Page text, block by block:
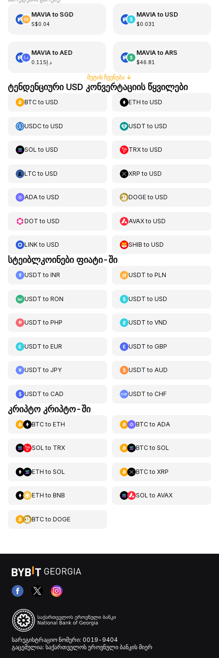
MAVIAto SGD
S$0.04
MAVIAto USD
$0.031
MAVIAto AED
د.إ0.115
MAVIAto ARS
$46.81
მეტის ჩვენება ↓
ტენდენციური USD კონვერტაციის წყვილები
BTCto USD ETH toUSD
USDCto USD USDT toUSD
SOL to USD TRXtoUSD
LTCto USD XRP toUSD
ADAto USD DOGEtoUSD
DOT to USD AVAXtoUSD
LINKto USD SHIB toUSD
სტეიბლკოინები ფიატი-ში
USDT to INR USDT toPLN
USDT to RON USDT toUSD
USDT to PHP USDT toVND
USDT to EUR USDT toGBP
USDT to JPY USDT toAUD
USDT to CAD USDT toCHF
კრიპტო კრიპტო-ში
BTCto ETH BTCto ADA
SOL to TRX BTCto SOL
ETH to SOL BTCto XRP
ETH to BNB SOL to AVAX
BTCto DOGE
სარეგისტრაციო ნომერი: 0019-9404
გაცემულია: საქართველოს ეროვნული ბანკის მიერ